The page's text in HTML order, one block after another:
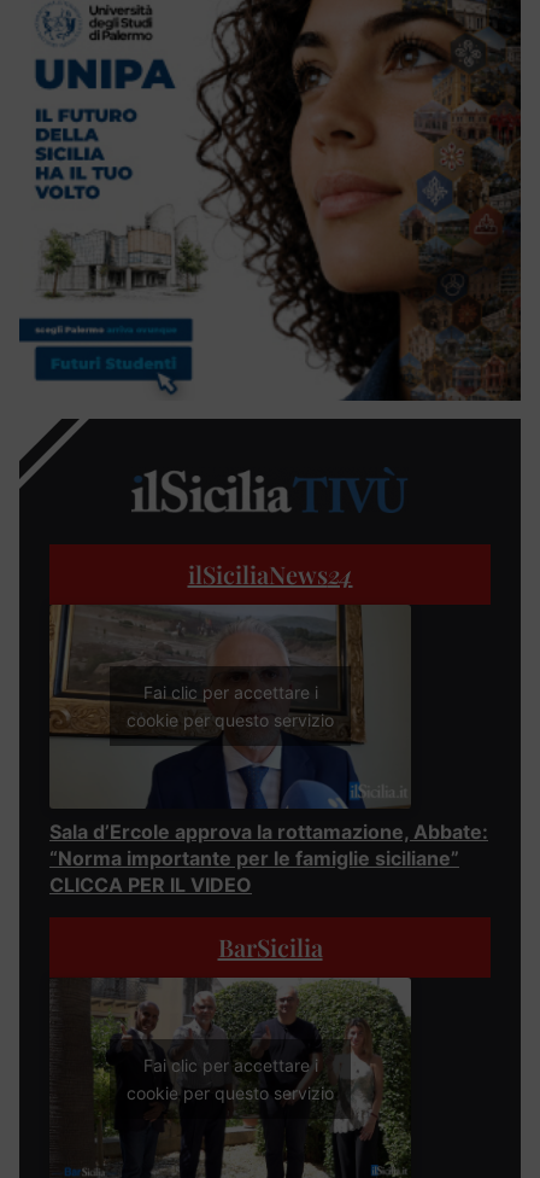
ilSiciliaNews24
Fai clic per accettare i
cookie per questo servizio
Sala d’Ercole approva la rottamazione, Abbate:
“Norma importante per le famiglie siciliane”
CLICCA PER IL VIDEO
BarSicilia
Fai clic per accettare i
cookie per questo servizio